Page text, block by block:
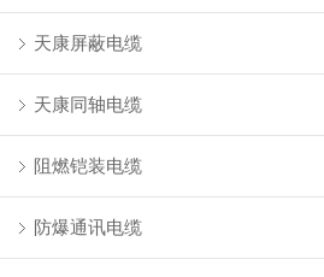
天康屏蔽电缆
天康同轴电缆
阻燃铠装电缆
防爆通讯电缆